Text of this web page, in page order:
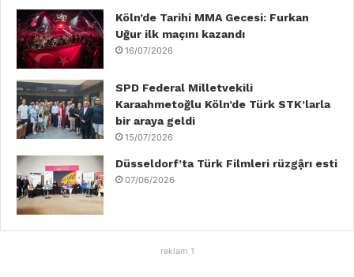
Köln’de Tarihi MMA Gecesi: Furkan
Uğur ilk maçını kazandı
16/07/2026
SPD Federal Milletvekili
Karaahmetoğlu Köln’de Türk STK’larla
bir araya geldi
15/07/2026
Düsseldorf’ta Türk Filmleri rüzgậrı esti
07/06/2026
reklam 1